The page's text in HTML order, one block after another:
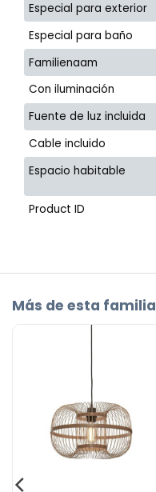
Especial para exterior
Especial para baño
Familienaam
Con iluminación
Fuente de luz incluida
Cable incluido
Espacio habitable
Product ID
Más de esta familia